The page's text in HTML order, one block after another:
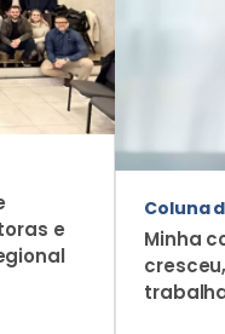
e
Coluna
Minha